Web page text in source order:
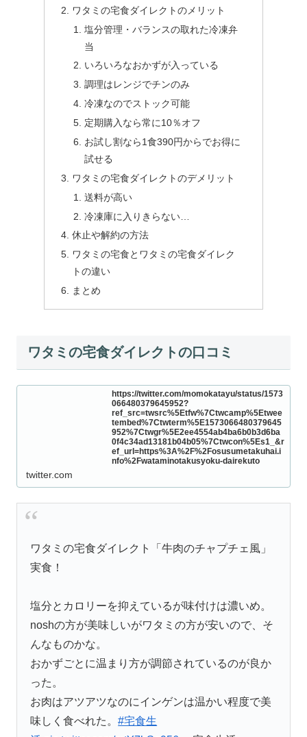
ワタミの宅食ダイレクトのメリット
塩分管理・バランスの取れた冷凍弁
当
いろいろなおかずが入っている
調理はレンジでチンのみ
冷凍なのでストック可能
定期購入なら常に10％オフ
お試し割なら1食390円からでお得に
試せる
ワタミの宅食ダイレクトのデメリット
送料が高い
冷凍庫に入りきらない…
休止や解約の方法
ワタミの宅食とワタミの宅食ダイレク
トの違い
まとめ
ワタミの宅食ダイレクトの口コミ
https://twitter.com/momokatayu/status/1573
066480379645952?
ref_src=twsrc%5Etfw%7Ctwcamp%5Etwee
tembed%7Ctwterm%5E1573066480379645
952%7Ctwgr%5E2ee4554ab4ba6b0b3d6ba
0f4c34ad13181b04b05%7Ctwcon%5Es1_&r
ef_url=https%3A%2F%2Fosusumetakuhai.i
nfo%2Fwataminotakusyoku-dairekuto
twitter.com
ワタミの宅食ダイレクト「牛肉のチャプチェ風」
実食！
塩分とカロリーを抑えているが味付けは濃いめ。
noshの方が美味しいがワタミの方が安いので、そ
んなものかな。
おかずごとに温まり方が調節されているのが良か
った。
お肉はアツアツなのにインゲンは温かい程度で美
味しく食べれた。#宅食生